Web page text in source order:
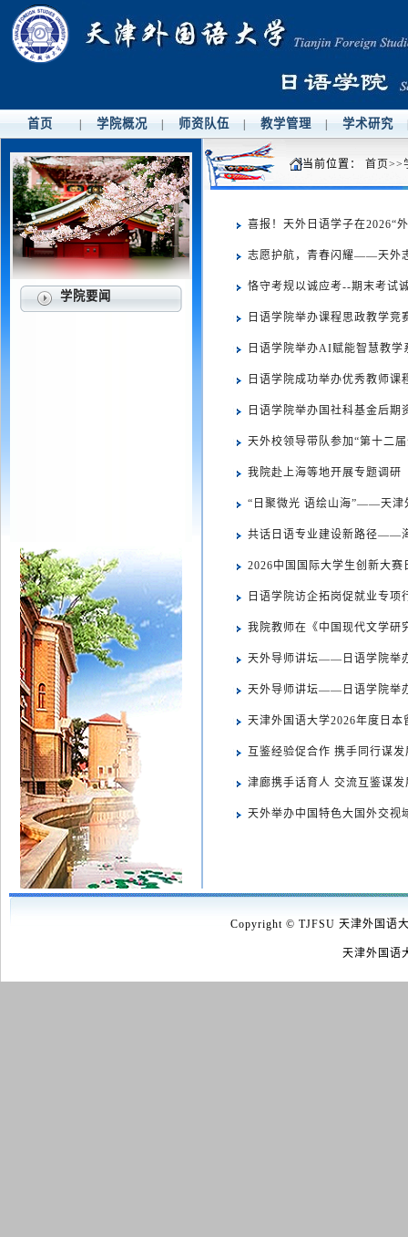
首页 学院概况 师资队伍 教学管理 学术研究
学院要闻
当前位置： 首页>>
喜报！天外日语学子在2026“
志愿护航，青春闪耀——天外
恪守考规以诚应考--期末考试
日语学院举办课程思政教学竞
日语学院举办AI赋能智慧教学
日语学院成功举办优秀教师
日语学院举办国社科基金后
天外校领导带队参加“第十二
我院赴上海等地开展专题调研
“日聚微光 语绘山海”——天津
共话日语专业建设新路径——
2026中国国际大学生创新大
日语学院访企拓岗促就业专
我院教师在《中国现代文学研
天外导师讲坛——日语学院举
天外导师讲坛——日语学院举
天津外国语大学2026年度日
互鉴经验促合作 携手同行谋
津廊携手话育人 交流互鉴谋
天外举办中国特色大国外交视
Copyright © TJFSU 天津外国语
天津外国语